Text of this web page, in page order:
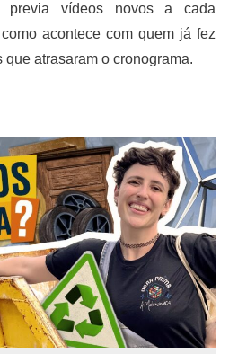
previa vídeos novos a cada
acontece com quem já fez
atrasaram o cronograma.